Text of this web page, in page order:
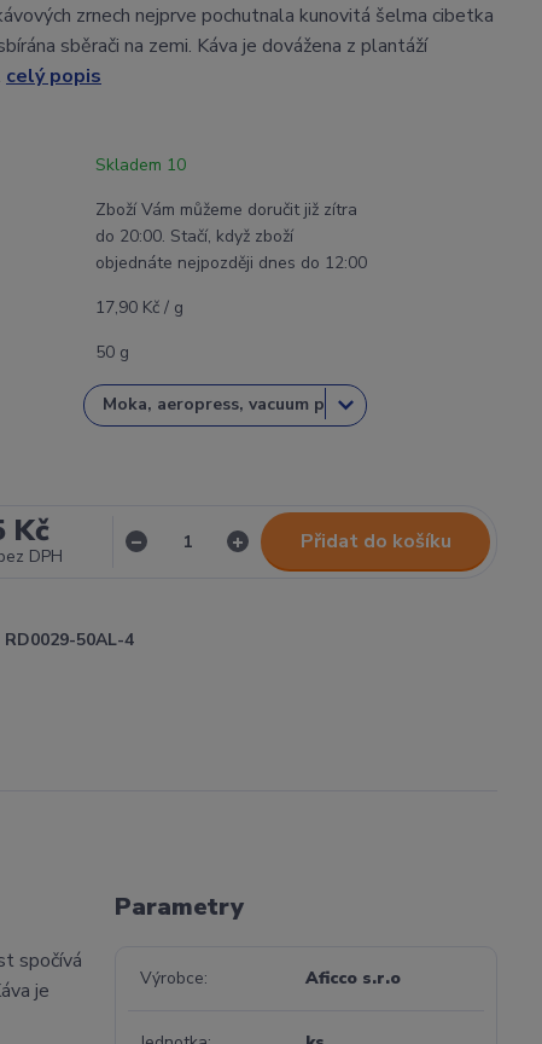
zrnech nejprve pochutnala kunovitá šelma cibetka
sběrači na zemi. Káva je dovážena z plantáží
celý popis
Skladem 10
Zboží Vám můžeme doručit již zítra
do 20:00. Stačí, když zboží
objednáte nejpozději dnes do 12:00
17,90 Kč / g
50 g
Kč
DPH
Přidat do košíku
RD0029-50AL-4
spočívá
je
Parametry
Výrobce Aficco s.r.o